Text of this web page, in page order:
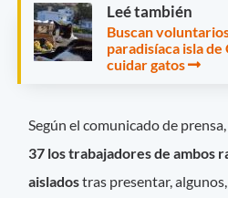
Leé también
Buscan
paradisíaca isla de
cuidar gatos
Según el comunicado de
37 los trabajadores de ambos
aisladostras presentar,